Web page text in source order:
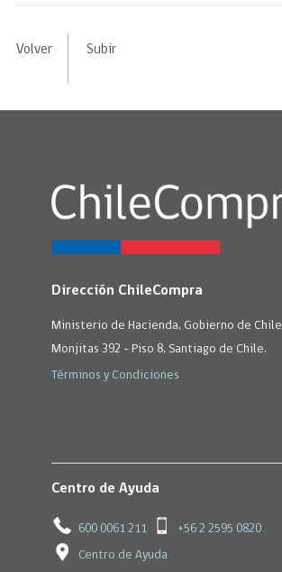
Volver Subir
Dirección ChileCompra
Ministerio de Hacienda, Gobierno de Chile
Monjitas 392 - Piso 8, Santiago de Chile.
Términos y Condiciones
Centro de Ayuda
600 0061 211 +56 2 2595 0820
Centro de Ayuda